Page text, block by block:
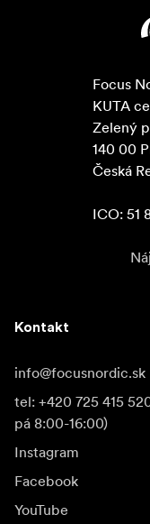
Focus
KUTA
Zelený
140 00
Česká
ICO: 51
Kontakt
info@focusnordic.sk
tel: +420 725 415
pá 8:00-16:00)
Instagram
Facebook
YouTube